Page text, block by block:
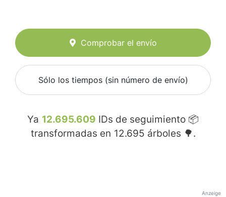
Comprobar el envío
Sólo los tiempos (sin número de envío)
Ya 12.695.609 IDs de seguimiento 📦
transformadas en 12.695 árboles 🌳.
Anzeige